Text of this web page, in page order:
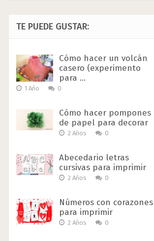
TE PUEDE GUSTAR:
Cómo hacer un volcán
casero (experimento
para …
1 Año 0
Cómo hacer pompones
de papel para decorar
2 Años 0
Abecedario letras
cursivas para imprimir
2 Años 0
Números con corazones
para imprimir
2 Años 0